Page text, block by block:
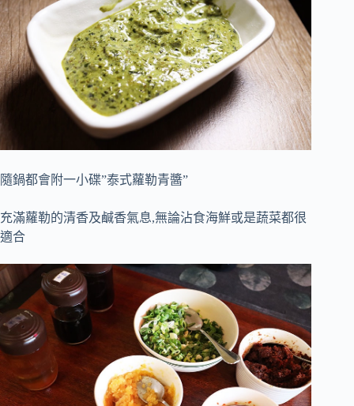
隨鍋都會附一小碟”泰式蘿勒青醬”
充滿蘿勒的清香及鹹香氣息,無論沾食海鮮或是蔬菜都很
適合